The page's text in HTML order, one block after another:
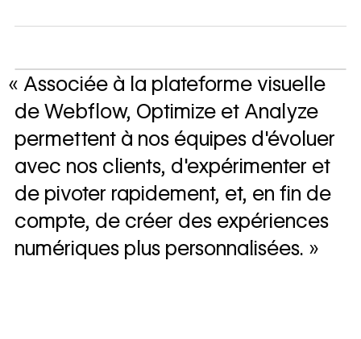
« Associée à la plateforme visuelle
de Webflow, Optimize et Analyze
permettent à nos équipes d'évoluer
avec nos clients, d'expérimenter et
de pivoter rapidement, et, en fin de
compte, de créer des expériences
numériques plus personnalisées. »